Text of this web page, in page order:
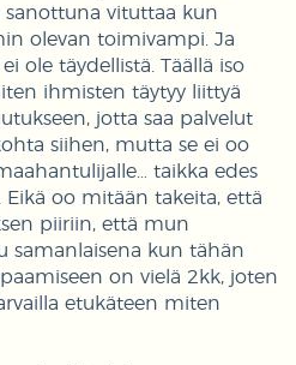
vituttaa kun
olevan toimivampi. Ja
ole täydellistä. Täällä iso
ihmisten täytyy liittyä
jotta saa palvelut
siihen, mutta se ei oo
taikka edes
Eikä oo mitään takeita, että
piiriin, että mun
samanlaisena kun tähän
on vielä 2kk, joten
etukäteen miten